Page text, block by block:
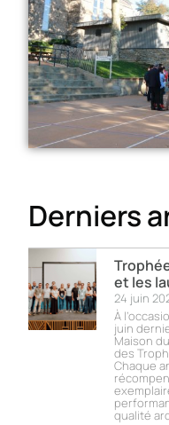
Derniers
et les
24 juin
À
juin
Maison
des
Chaque
qualité